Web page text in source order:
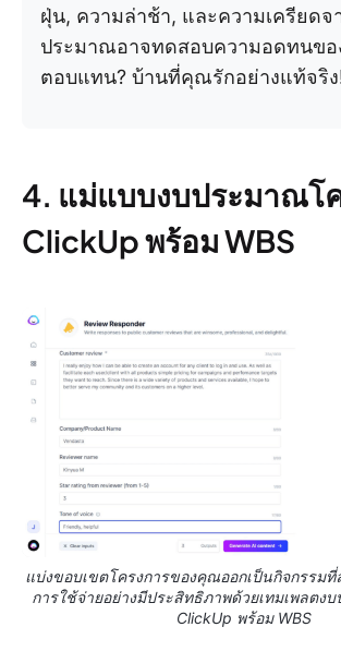
ฝุ่น, ความล่าช้า, และความเครียดจ
ประมาณอาจทดสอบความอดทนข
ตอบแทน? บ้านที่คุณรักอย่างแท้จริง
4. แม่แบบงบประมาณโ
ClickUp พร้อม WBS
แบ่งขอบเขตโครงการของคุณออกเป็นกิจกรรม
การใช้จ่ายอย่างมีประสิทธิภาพด้วยเทมเพลตง
ClickUp พร้อม WBS